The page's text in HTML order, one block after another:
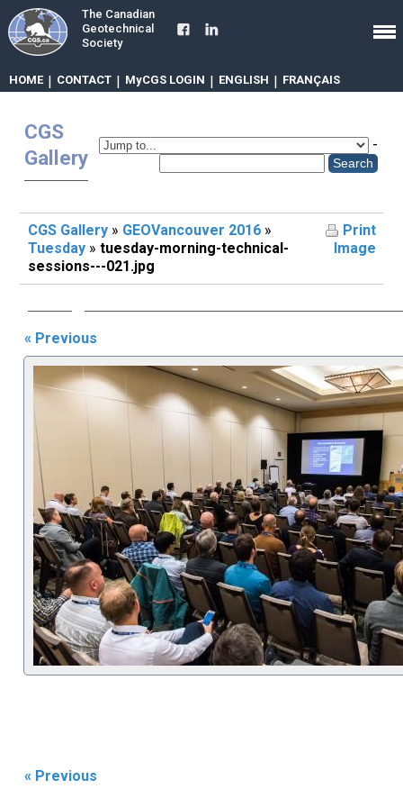
The Canadian
Geotechnical
Society
HOME | CONTACT | MyCGS LOGIN | ENGLISH | FRANÇAIS
CGS
Gallery
-
CGS Gallery » GEOVancouver 2016 »
Tuesday »tuesday-morning-technical-
sessions---021.jpg
Print
Image
« Previous
« Previous